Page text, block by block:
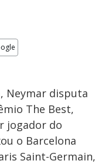
Neymar disputa
The Best,
jogador do
o Barcelona
Saint-Germain,